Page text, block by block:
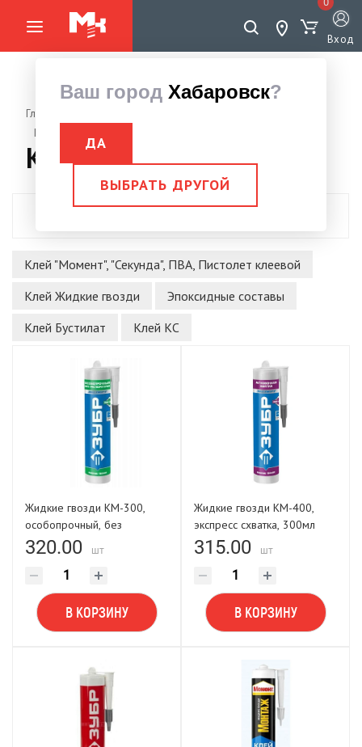
Ваш город Хабаровск?
ДА
ВЫБРАТЬ ДРУГОЙ
Вход
Главная страница
Пена монтажная, герметики, аэрозоли, клей, ЛКМ, ССС
Клея
Клей "Момент", "Секунда", ПВА, Пистолет клеевой
Клей Жидкие гвозди
Эпоксидные составы
Клей Бустилат
Клей КС
Жидкие гвозди КМ-300,
особопрочный, без
растворителей, 300мл ЗУБР
Эксперт
320.00 шт
В КОРЗИНУ
Жидкие гвозди КМ-400,
экспресс схватка, 300мл
ЗУБР Эксперт
315.00 шт
В КОРЗИНУ